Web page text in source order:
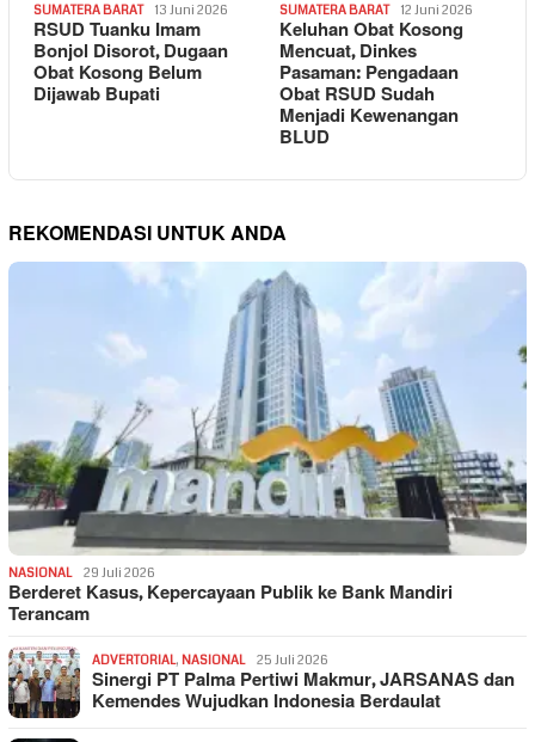
SUMATERA BARAT 13 Juni 2026
RSUD Tuanku Imam
Bonjol Disorot, Dugaan
Obat Kosong Belum
Dijawab Bupati
SUMATERA BARAT 12 Juni 2026
Keluhan Obat Kosong
Mencuat, Dinkes
Pasaman: Pengadaan
Obat RSUD Sudah
Menjadi Kewenangan
BLUD
REKOMENDASI UNTUK ANDA
NASIONAL 29 Juli 2026
Berderet Kasus, Kepercayaan Publik ke Bank Mandiri
Terancam
ADVERTORIAL, NASIONAL 25 Juli 2026
Sinergi PT Palma Pertiwi Makmur, JARSANAS dan
Kemendes Wujudkan Indonesia Berdaulat